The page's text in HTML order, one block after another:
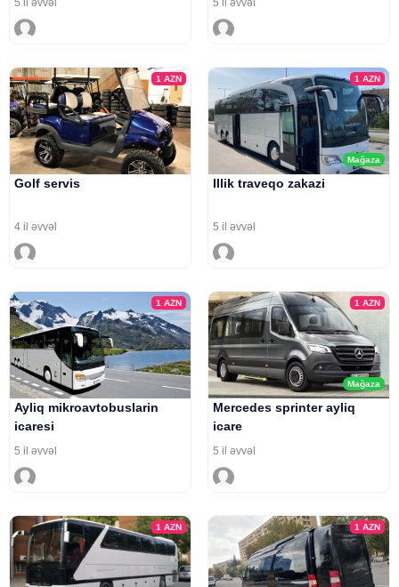
5 il əvvəl 5 il əvvəl
1AZN
Golf servis
4 il əvvəl
Mağaza
1 AZN
Illik traveqo zakazi
5 il əvvəl
1AZN
Ayliq mikroavtobuslarin
icaresi
5 il əvvəl
Mağaza
1 AZN
Mercedes sprinter ayliq
icare
5 il əvvəl
1AZN 1 AZN